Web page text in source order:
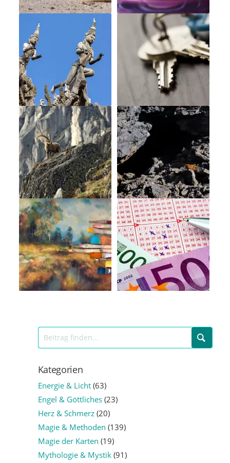
Kategorien
Energie & Licht(63)
Engel & Göttliches(23)
Herz & Schmerz(20)
Magie & Methoden (139)
Magie der Karten (19)
Mythologie & Mystik(91)